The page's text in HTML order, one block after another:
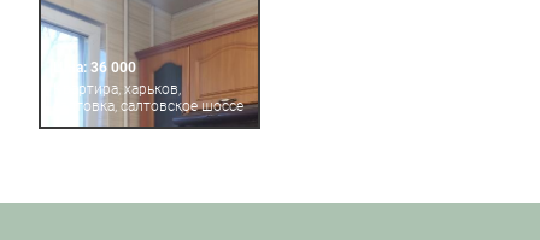
Ціна: 36 000
Квартира, харьков,
салтовка, салтовское шоссе